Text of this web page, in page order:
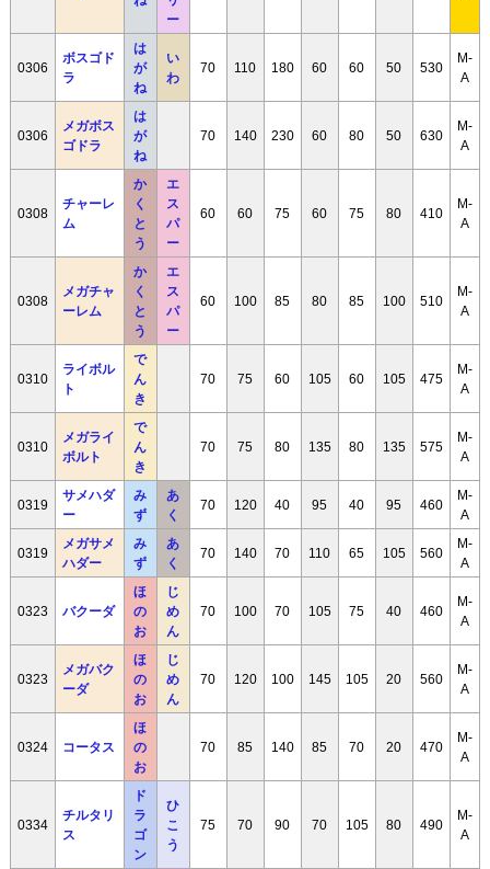
ー
0306
ボスゴド
ラ
は
が
ね
い
わ
70 110 180 60 60 50 530
M-
A
0306
メガボス
ゴドラ
は
が
ね
70 140 230 60 80 50 630
M-
A
0308
チャーレ
ム
か
く
と
う
エ
ス
パ
ー
60 60 75 60 75 80 410
M-
A
0308
メガチャ
ーレム
か
く
と
う
エ
ス
パ
ー
60 100 85 80 85 100 510
M-
A
0310
ライボル
ト
で
ん
き
70 75 60 105 60 105 475
M-
A
0310
メガライ
ボルト
で
ん
き
70 75 80 135 80 135 575
M-
A
0319
サメハダ
ー
み
ず
あ
く
70 120 40 95 40 95 460
M-
A
0319
メガサメ
ハダー
み
ず
あ
く
70 140 70 110 65 105 560
M-
A
0323 バクーダ
ほ
の
お
じ
め
ん
70 100 70 105 75 40 460
M-
A
0323
メガバク
ーダ
ほ
の
お
じ
め
ん
70 120 100 145 105 20 560
M-
A
0324 コータス
ほ
の
お
70 85 140 85 70 20 470
M-
A
0334
チルタリ
ス
ド
ラ
ゴ
ン
ひ
こ
う
75 70 90 70 105 80 490
M-
A